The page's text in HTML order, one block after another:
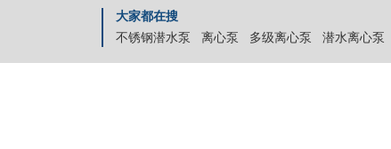
大家都在搜
不锈钢潜水泵
离心泵 多级离心泵 潜水离心泵